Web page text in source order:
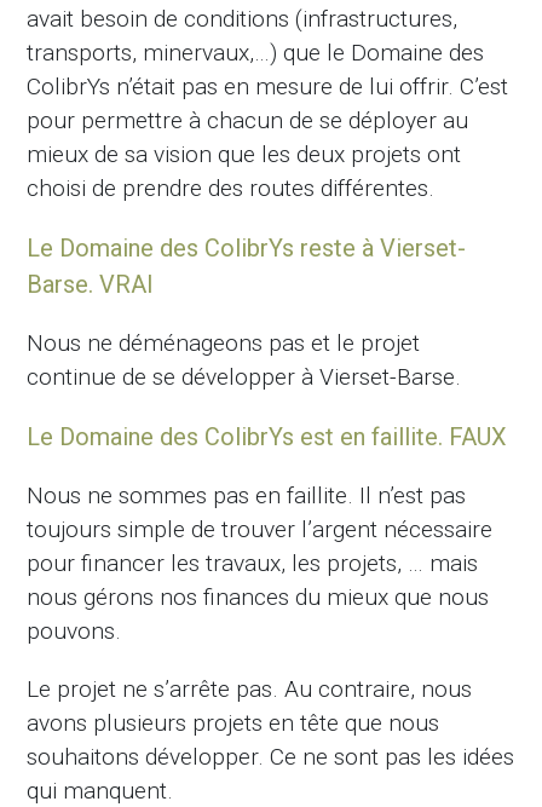
avait besoin de conditions (infrastructures,
transports, minervaux,…) que le Domaine des
ColibrYs n’était pas en mesure de lui offrir. C’est
pour permettre à chacun de se déployer au
mieux de sa vision que les deux projets ont
choisi de prendre des routes différentes.
Le Domaine des ColibrYs reste à Vierset-
Barse. VRAI
Nous ne déménageons pas et le projet
continue de se développer à Vierset-Barse.
Le Domaine des ColibrYs est en faillite. FAUX
Nous ne sommes pas en faillite. Il n’est pas
toujours simple de trouver l’argent nécessaire
pour financer les travaux, les projets, … mais
nous gérons nos finances du mieux que nous
pouvons.
Le projet ne s’arrête pas. Au contraire, nous
avons plusieurs projets en tête que nous
souhaitons développer. Ce ne sont pas les idées
qui manquent.